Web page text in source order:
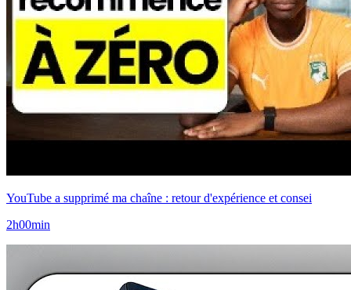
YouTube a supprimé ma chaîne : retour d'expérience et consei
2h00min